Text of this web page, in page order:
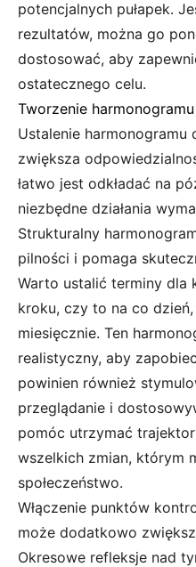
potencjalnych pułapek.
rezultatów, można go
dostosować, aby
ostatecznego celu.
Tworzenie
Ustalenie harmonogramu
zwiększa
łatwo jest odkładać na
niezbędne działania
Strukturalny
pilności i pomaga
Warto ustalić terminy dla
kroku, czy to na co
miesięcznie. Ten
realistyczny, aby
powinien również
przeglądanie i
pomóc utrzymać
wszelkich zmian, którym
społeczeństwo.
Włączenie punktów
może dodatkowo
Okresowe refleksje nad